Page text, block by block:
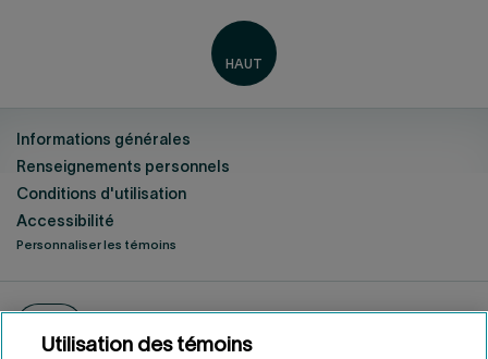
Informations générales
Renseignements personnels
Conditions d'utilisation
Accessibilité
Personnaliser les témoins
Utilisation des témoins